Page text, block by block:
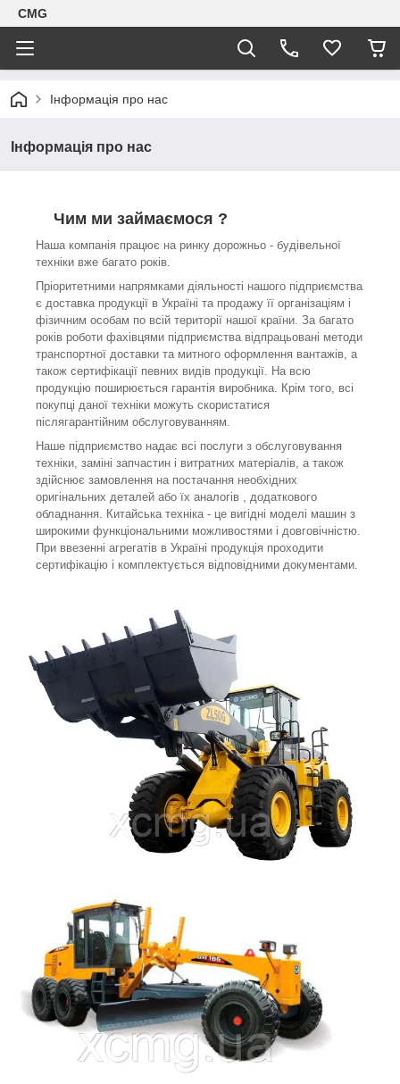
CMG
Інформація про нас
Інформація про нас
Чим ми займаємося ?
Наша компанія працює на ринку дорожньо - будівельної
техніки вже багато років.
Пріоритетними напрямками діяльності нашого підприємства
є доставка продукції в Україні та продажу її організаціям і
фізичним особам по всій території нашої країни. За багато
років роботи фахівцями підприємства відпрацьовані методи
транспортної доставки та митного оформлення вантажів, а
також сертифікації певних видів продукції. На всю
продукцію поширюється гарантія виробника. Крім того, всі
покупці даної техніки можуть скористатися
післягарантійним обслуговуванням.
Наше підприємство надає всі послуги з обслуговування
техніки, заміні запчастин і витратних матеріалів, а також
здійснює замовлення на постачання необхідних
оригінальних деталей або їх аналогів , додаткового
обладнання. Китайська техніка - це вигідні моделі машин з
широкими функціональними можливостями і довговічністю.
При ввезенні агрегатів в Україні продукція проходити
сертифікацію і комплектується відповідними документами.